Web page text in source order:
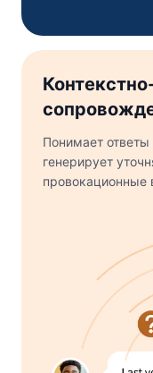
Понимает ответы
генерирует
провокационные